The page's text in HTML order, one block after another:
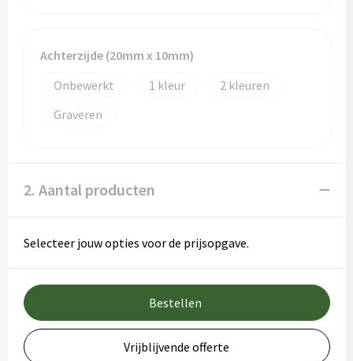
Achterzijde (20mm x 10mm)
Onbewerkt
1
2
Graveren
2. Aantal producten
Selecteer jouw opties voor de prijsopgave.
Bestellen
Vrijblijvende offerte